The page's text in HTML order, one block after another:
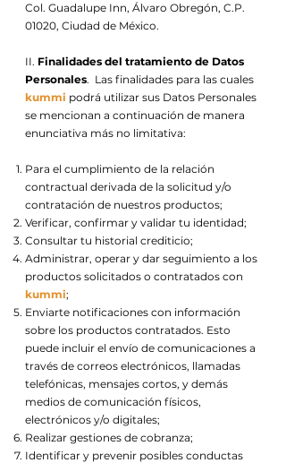
Col. Guadalupe Inn, Álvaro Obregón, C.P.
01020, Ciudad de México.
II. Finalidades del tratamiento de Datos
Personales. Las finalidades para las cuales
kummi podrá utilizar sus Datos Personales
se mencionan a continuación de manera
enunciativa más no limitativa:
Para el cumplimiento de la relación
contractual derivada de la solicitud y/o
contratación de nuestros productos;
Verificar, confirmar y validar tu identidad;
Consultar tu historial crediticio;
Administrar, operar y dar seguimiento a los
productos solicitados o contratados con
kummi;
Enviarte notificaciones con información
sobre los productos contratados. Esto
puede incluir el envío de comunicaciones a
través de correos electrónicos, llamadas
telefónicas, mensajes cortos, y demás
medios de comunicación físicos,
electrónicos y/o digitales;
Realizar gestiones de cobranza;
Identificar y prevenir posibles conductas